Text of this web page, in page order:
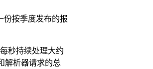
份按季度发布的报
秒持续处理大约
解析器请求的总